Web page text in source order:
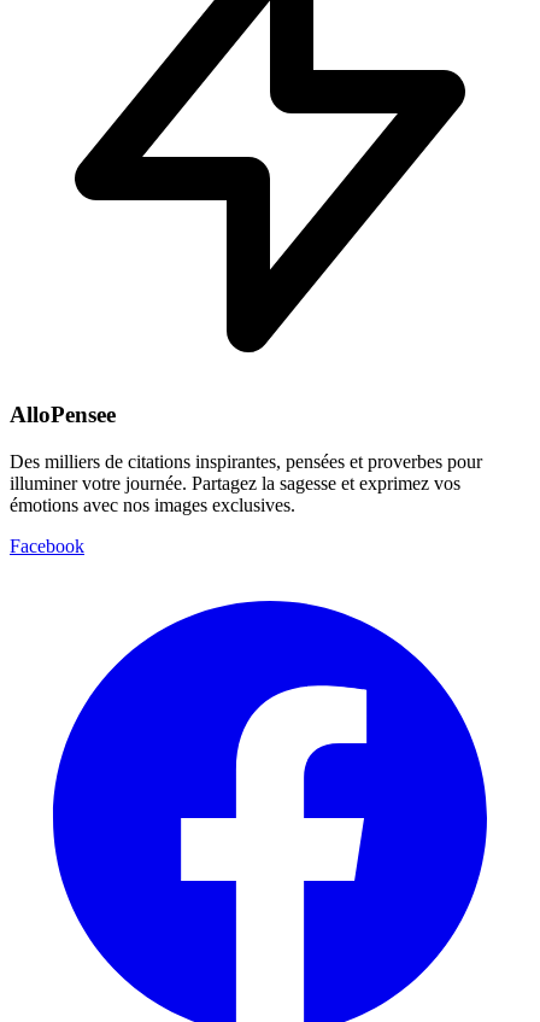
AlloPensee
Des milliers de citations inspirantes, pensées et proverbes pour
illuminer votre journée. Partagez la sagesse et exprimez vos
émotions avec nos images exclusives.
Facebook